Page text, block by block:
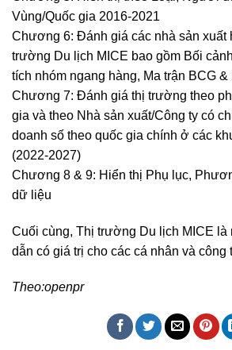
Vùng/Quốc gia 2016-2021
Chương 6: Đánh giá các nhà sản xuất
trường Du lịch MICE bao gồm Bối
tích nhóm ngang hàng, Ma trận BCG
Chương 7: Đánh giá thị trường theo
gia và theo Nhà sản xuất/Công ty có
doanh số theo quốc gia chính ở các
(2022-2027)
Chương 8 & 9: Hiển thị Phụ lục,
dữ liệu
Cuối cùng, Thị trường Du lịch MICE là
dẫn có giá trị cho các cá nhân và công
Theo:openpr